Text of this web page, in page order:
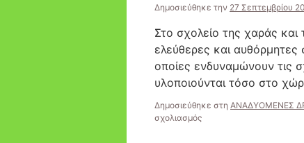
Δημοσιεύθηκε την 27 Σεπτεμβρίου
Στο σχολείο της χαράς και
ελεύθερες και αυθόρμητες
οποίες ενδυναμώνουν τις
υλοποιούνται τόσο στο
Δημοσιεύθηκε στη ΑΝΑΔΥΟΜΕΝΕΣ
σχολιασμόςστο